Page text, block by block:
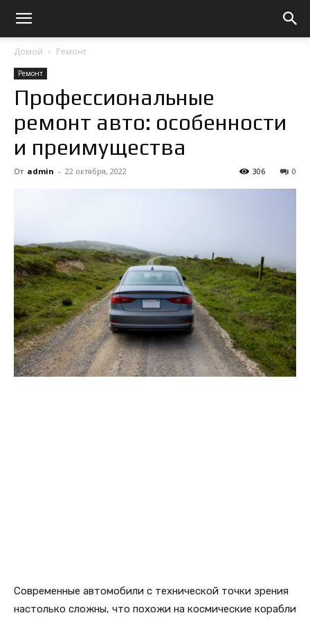
Домой Ремонт
Ремонт
Профессиональные
ремонт авто: особенности
и преимущества
От admin - 22 октября, 2022 0
306
Современные автомобили с технической точки зрения
настолько сложны, что похожи на космические корабли